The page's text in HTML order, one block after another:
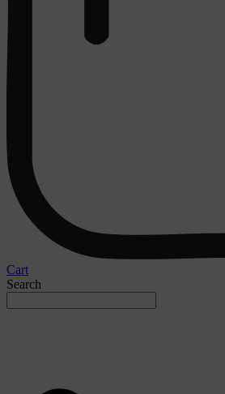
Cart
Search